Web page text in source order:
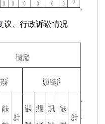
议、行政诉讼情况